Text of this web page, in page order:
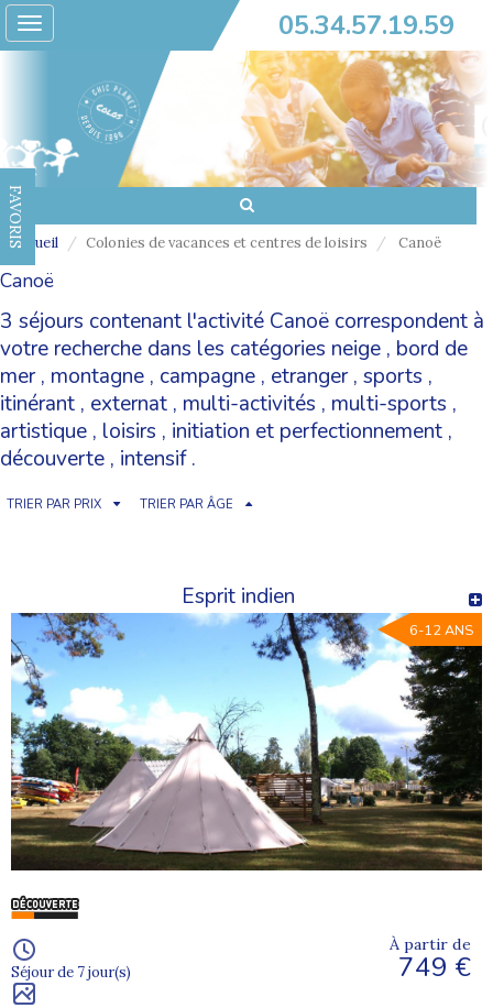
Toggle
navigation
05.34.57.19.59
FAVORIS
Accueil Colonies de vacances et centres de loisirs Canoë
Canoë
3 séjours contenant l'activité Canoë correspondent à
votre recherche dans les catégories neige , bord de
mer, montagne , campagne , etranger, sports ,
itinérant , externat , multi-activités , multi-sports ,
artistique , loisirs , initiation et perfectionnement ,
découverte , intensif.
TRIER PAR PRIX TRIER PAR ÂGE
Esprit indien
6-12 ANS
Séjour de 7 jour(s)
À partir de
749 €